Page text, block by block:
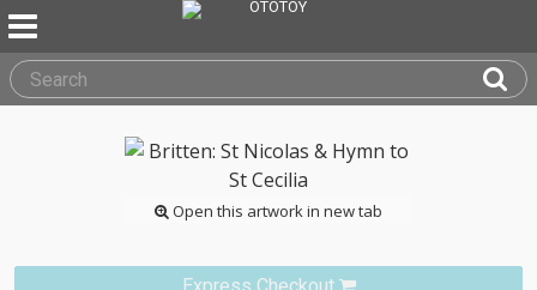
Open this artwork in new tab